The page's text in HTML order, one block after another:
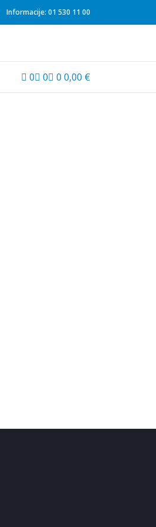
Informacije: 01 530 11 00
0 0 0 0,00 €